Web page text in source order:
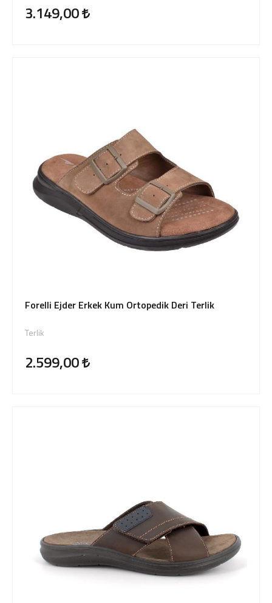
3.149,00
Forelli Ejder Erkek Kum Ortopedik Deri Terlik
Terlik
2.599,00